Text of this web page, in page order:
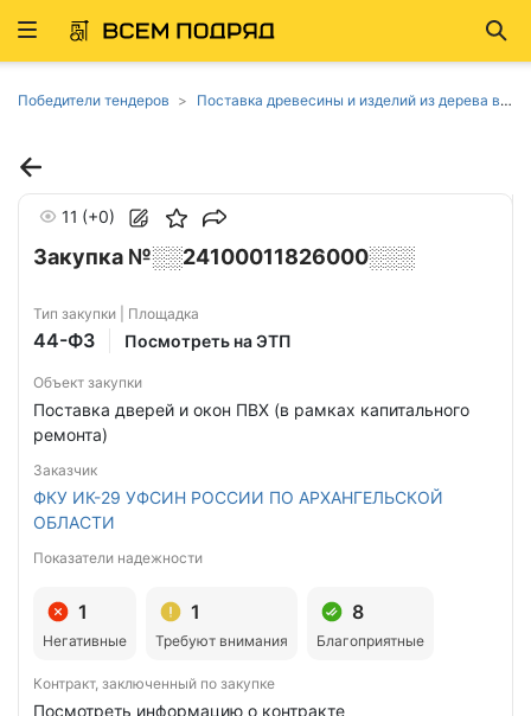
Развернуть
Победители тендеров Поставка древесины и изделий из дерева в Архангельской области
Закупка №░░24100011826000░░░
11 (+0)
Тип закупки | Площадка
44-ФЗ Посмотреть на ЭТП
Объект закупки
Поставка дверей и окон ПВХ (в рамках капитального
ремонта)
Заказчик
ФКУ ИК-29 УФСИН РОССИИ ПО АРХАНГЕЛЬСКОЙ
ОБЛАСТИ
Показатели надежности
1
Негативные
1
Требуют внимания
8
Благоприятные
Контракт, заключенный по закупке
Посмотреть информацию о контракте